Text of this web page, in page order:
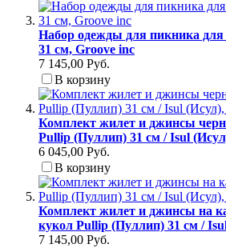
Набор одежды для пикника
31 см, Groove inc
7 145,00 Руб.
В корзину
Комплект жилет и джинсы
Pullip (Пуллип) 31 см / Isul
6 045,00 Руб.
В корзину
Комплект жилет и джинсы на
кукол Pullip (Пуллип) 31 см /
7 145,00 Руб.